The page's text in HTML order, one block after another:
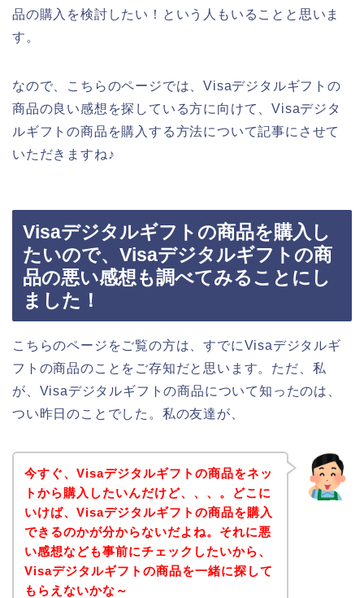
品の購入を検討したい！という人もいることと思いま
す。
なので、こちらのページでは、Visaデジタルギフトの
商品の良い感想を探している方に向けて、Visaデジタ
ルギフトの商品を購入する方法について記事にさせて
いただきますね♪
Visaデジタルギフトの商品を購入し
たいので、Visaデジタルギフトの商
品の悪い感想も調べてみることにし
ました！
こちらのページをご覧の方は、すでにVisaデジタルギ
フトの商品のことをご存知だと思います。ただ、私
が、Visaデジタルギフトの商品について知ったのは、
つい昨日のことでした。私の友達が、
今すぐ、Visaデジタルギフトの商品をネッ
トから購入したいんだけど、、、。どこに
いけば、Visaデジタルギフトの商品を購入
できるのかが分からないだよね。それに悪
い感想なども事前にチェックしたいから、
Visaデジタルギフトの商品を一緒に探して
もらえないかな～